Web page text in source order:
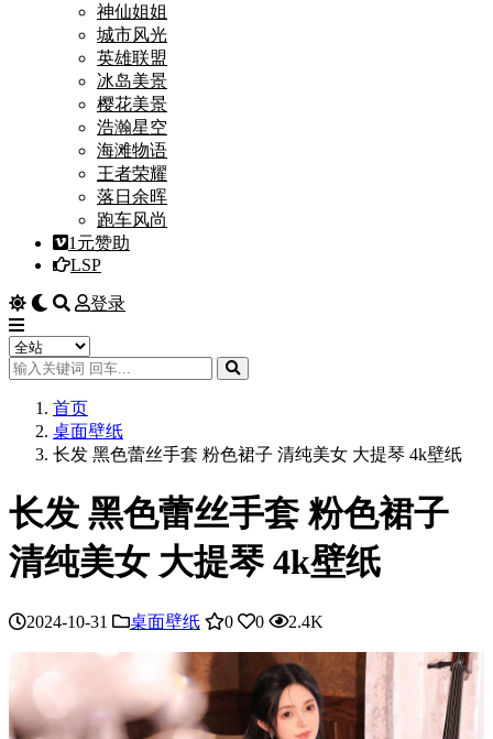
神仙姐姐
城市风光
英雄联盟
冰岛美景
樱花美景
浩瀚星空
海滩物语
王者荣耀
落日余晖
跑车风尚
1元赞助
LSP
登录
首页
桌面壁纸
长发 黑色蕾丝手套 粉色裙子 清纯美女 大提琴 4k壁纸
长发 黑色蕾丝手套 粉色裙子
清纯美女 大提琴 4k壁纸
2024-10-31 桌面壁纸 0 0 2.4K